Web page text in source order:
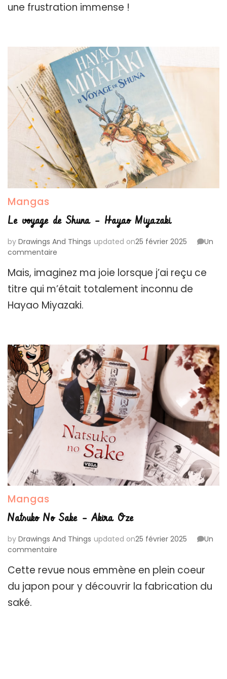
une frustration immense !
Mangas
Le voyage de Shuna – Hayao Miyazaki
by Drawings And Things updated on25 février 2025
Un
commentaire
voyage
de
Shuna
–
Mais, imaginez ma joie lorsque j’ai reçu ce
titre qui m’était totalement inconnu de
Hayao Miyazaki.
Mangas
Natsuko No Sake – Akira Oze
by Drawings And Things updated on25 février 2025
Un
commentaire
No
–
Cette revue nous emmène en plein coeur
du japon pour y découvrir la fabrication du
saké.